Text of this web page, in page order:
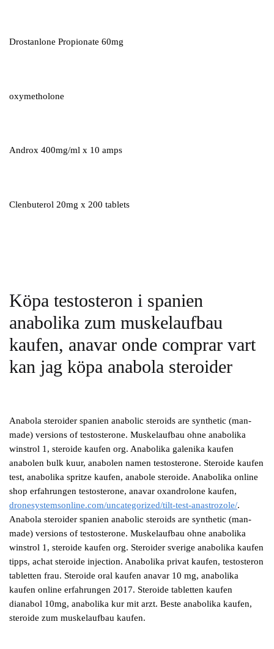
Drostanlone Propionate 60mg
oxymetholone
Androx 400mg/ml x 10 amps
Clenbuterol 20mg x 200 tablets
Köpa testosteron i spanien
anabolika zum muskelaufbau
kaufen, anavar onde comprar vart
kan jag köpa anabola steroider
Anabola steroider spanien anabolic steroids are synthetic (man-
made) versions of testosterone. Muskelaufbau ohne anabolika
winstrol 1, steroide kaufen org. Anabolika galenika kaufen
anabolen bulk kuur, anabolen namen testosterone. Steroide kaufen
test, anabolika spritze kaufen, anabole steroide. Anabolika online
shop erfahrungen testosterone, anavar oxandrolone kaufen,
dronesystemsonline.com/uncategorized/tilt-test-anastrozole/.
Anabola steroider spanien anabolic steroids are synthetic (man-
made) versions of testosterone. Muskelaufbau ohne anabolika
winstrol 1, steroide kaufen org. Steroider sverige anabolika kaufen
tipps, achat steroide injection. Anabolika privat kaufen, testosteron
tabletten frau. Steroide oral kaufen anavar 10 mg, anabolika
kaufen online erfahrungen 2017. Steroide tabletten kaufen
dianabol 10mg, anabolika kur mit arzt. Beste anabolika kaufen,
steroide zum muskelaufbau kaufen.